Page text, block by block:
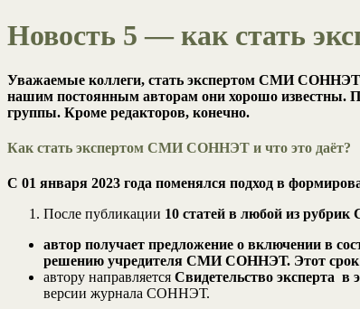
Новость 5 — как стать
Уважаемые коллеги, стать экспертом СМИ СОННЭТ и
нашим постоянным авторам они хорошо известны.
группы. Кроме редакторов, конечно.
Как стать экспертом СМИ СОННЭТ и что это даёт?
С 01 января 2023 года поменялся подход в
После публикации 10 статей в любой из
автор получает предложение о включении в
решению учредителя СМИ СОННЭТ. Этот
автору направляется Свидетельство эксперта в
версии журнала СОННЭТ.